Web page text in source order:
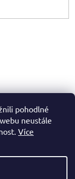
pohodlné
neustále
Více